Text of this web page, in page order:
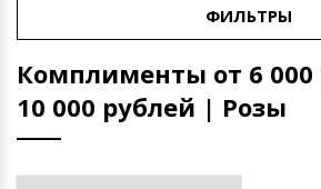
ФИЛЬТРЫ
Комплименты от 6 000
10 000 рублей | Розы